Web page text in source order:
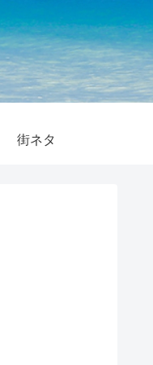
街ネタ